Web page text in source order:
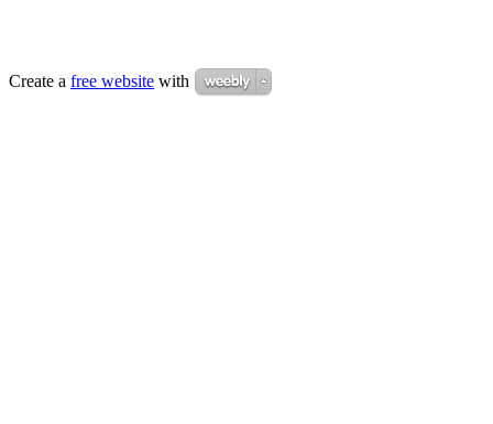
Create a free website with